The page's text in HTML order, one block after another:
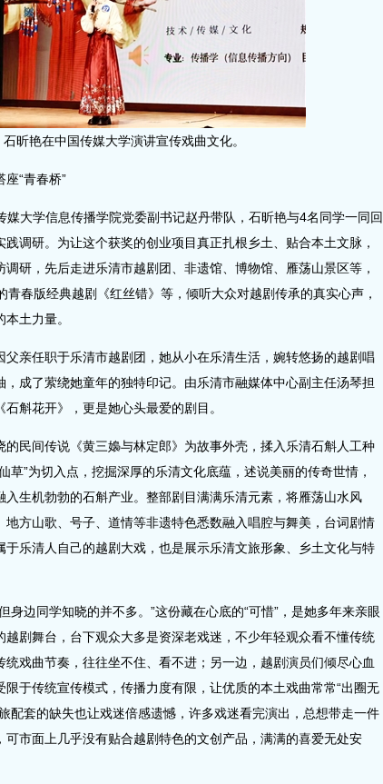
石昕艳在中国传媒大学演讲宣传戏曲文化。
“青春桥”
学信息传播学院党委副书记赵丹带队，石昕艳与4名同学一同回
调研。为让这个获奖的创业项目真正扎根乡土、贴合本土文脉，
研，先后走进乐清市越剧团、非遗馆、博物馆、雁荡山景区等，
青春版经典越剧《红丝错》等，倾听大众对越剧传承的真实心声，
土力量。
任职于乐清市越剧团，她从小在乐清生活，婉转悠扬的越剧唱
，成了萦绕她童年的独特印记。由乐清市融媒体中心副主任汤琴担
斛花开》，更是她心头最爱的剧目。
间传说《黄三嬝与林定郎》为故事外壳，揉入乐清石斛人工种
草”为切入点，挖掘深厚的乐清文化底蕴，述说美丽的传奇世情，
入生机勃勃的石斛产业。整部剧目满满乐清元素，将雁荡山水风
地方山歌、号子、道情等非遗特色悉数融入唱腔与舞美，台词剧情
于乐清人自己的越剧大戏，也是展示乐清文旅形象、乡土文化与特
边同学知晓的并不多。”这份藏在心底的“可惜”，是她多年来亲眼
越剧舞台，台下观众大多是资深老戏迷，不少年轻观众看不懂传统
统戏曲节奏，往往坐不住、看不进；另一边，越剧演员们倾尽心血
限于传统宣传模式，传播力度有限，让优质的本土戏曲常常“出圈无
配套的缺失也让戏迷倍感遗憾，许多戏迷看完演出，总想带走一件
可市面上几乎没有贴合越剧特色的文创产品，满满的喜爱无处安